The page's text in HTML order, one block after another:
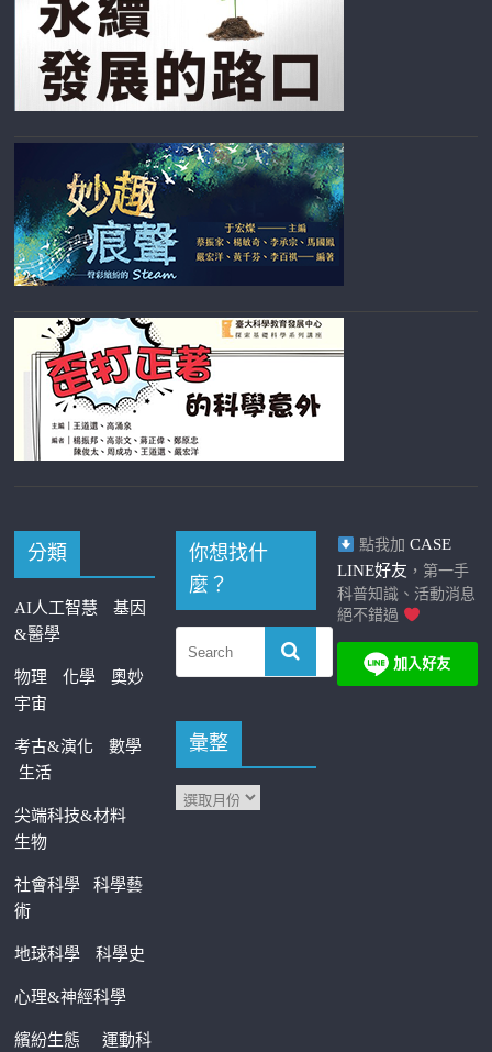
分類
AI人工智慧
基因
&醫學
物理 化學
奧妙
宇宙
考古&演化
數學
生活
尖端科技&材料
生物
社會科學科學藝
術
地球科學 科學史
心理&神經科學
繽紛生態運動科
你想找什
麼？
彙整
點我加 CASE
LINE好友 ，第一手
科普知識、活動消息
絕不錯過